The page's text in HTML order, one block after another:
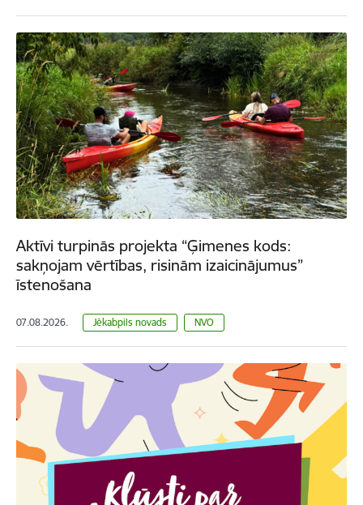
Aktīvi turpinās projekta “Ģimenes kods:
sakņojam vērtības, risinām izaicinājumus”
īstenošana
07.08.2026. Jēkabpils novads NVO